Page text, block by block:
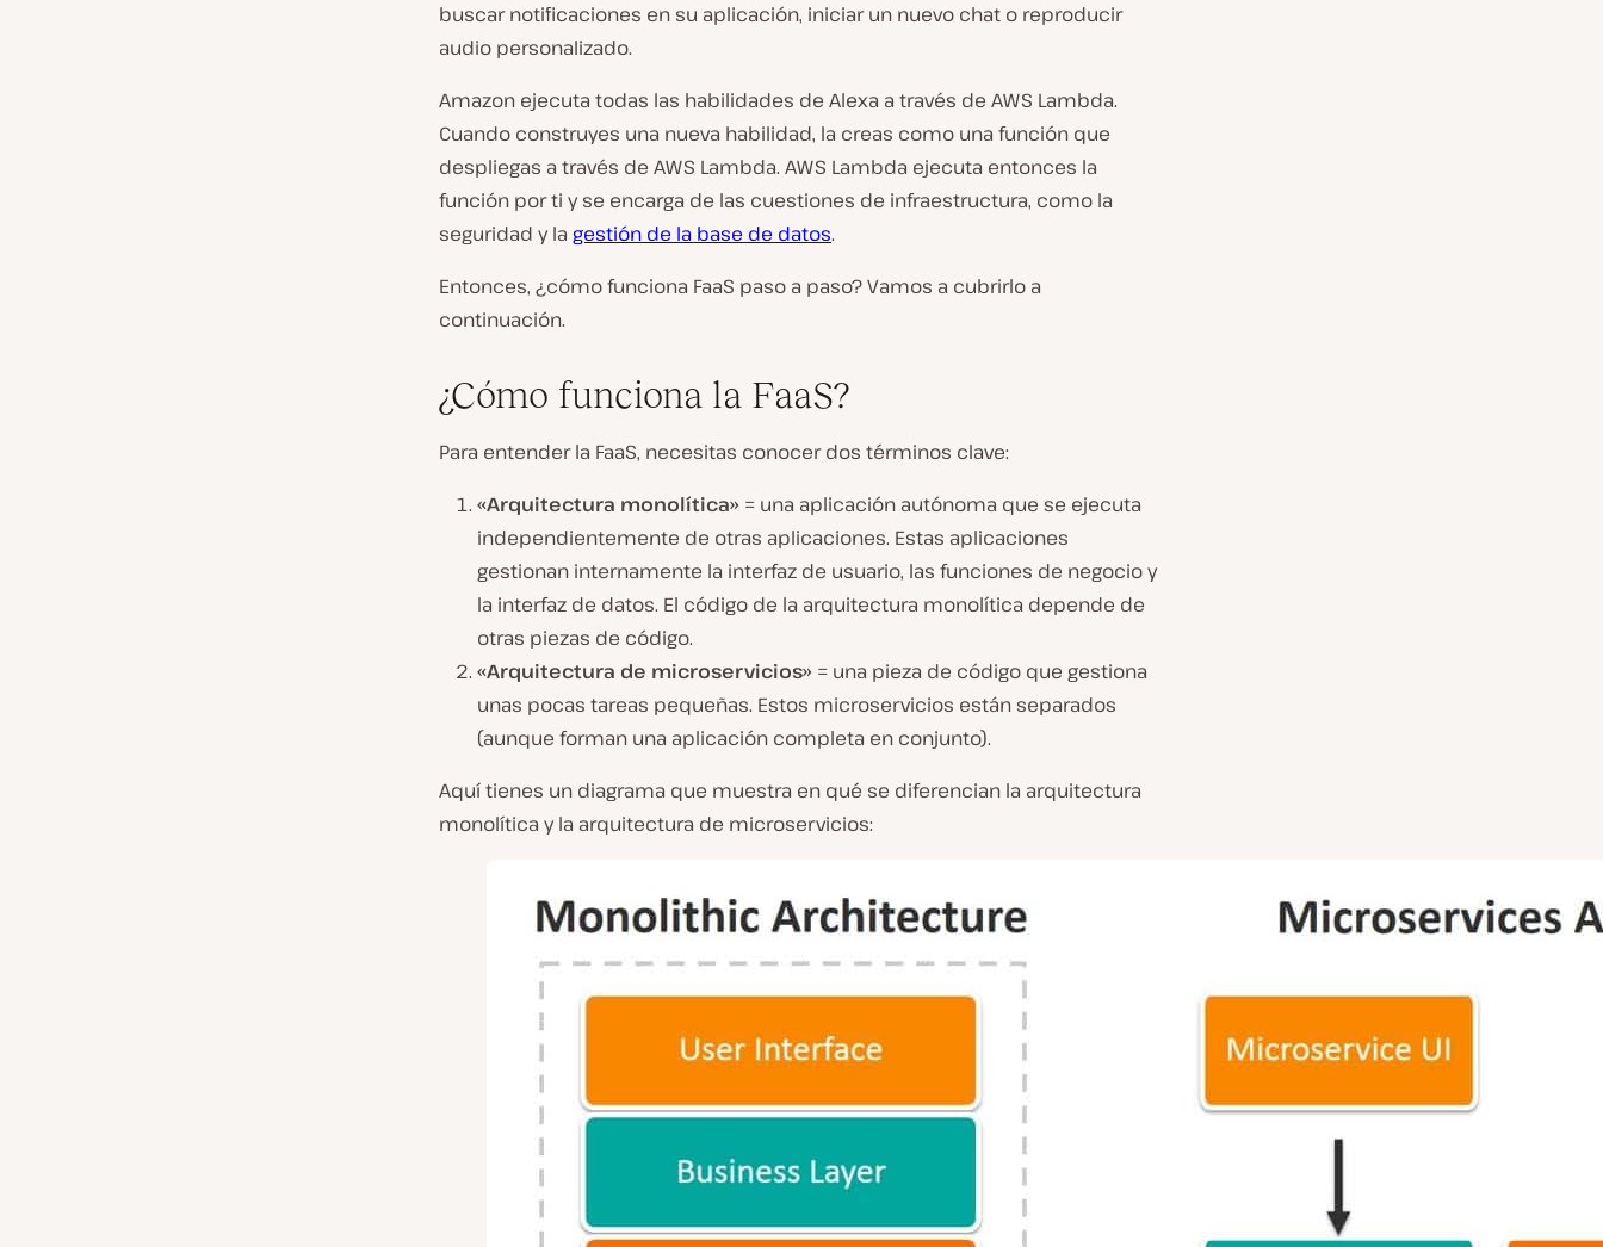
buscar notificaciones en su aplicación, iniciar un nuevo chat o reproducir
audio personalizado.
Amazon ejecuta todas las habilidades de Alexa a través de AWS Lambda.
Cuando construyes una nueva habilidad, la creas como una función que
despliegas a través de AWS Lambda. AWS Lambda ejecuta entonces la
función por ti y se encarga de las cuestiones de infraestructura, como la
seguridad y la gestión de la base de datos.
Entonces, ¿cómo funciona FaaS paso a paso? Vamos a cubrirlo a
continuación.
¿Cómo funciona la FaaS?
Para entender la FaaS, necesitas conocer dos términos clave:
«Arquitectura monolítica» = una aplicación autónoma que se ejecuta
independientemente de otras aplicaciones. Estas aplicaciones
gestionan internamente la interfaz de usuario, las funciones de negocio y
la interfaz de datos. El código de la arquitectura monolítica depende de
otras piezas de código.
«Arquitectura de microservicios» = una pieza de código que gestiona
unas pocas tareas pequeñas. Estos microservicios están separados
(aunque forman una aplicación completa en conjunto).
Aquí tienes un diagrama que muestra en qué se diferencian la arquitectura
monolítica y la arquitectura de microservicios: